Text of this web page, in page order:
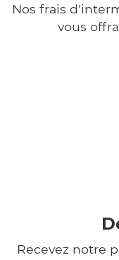
Nos frais
vous
Recevez notre